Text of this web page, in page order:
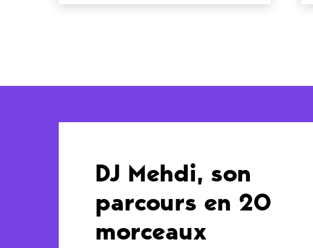
DJ Mehdi, son
parcours en 20
morceaux